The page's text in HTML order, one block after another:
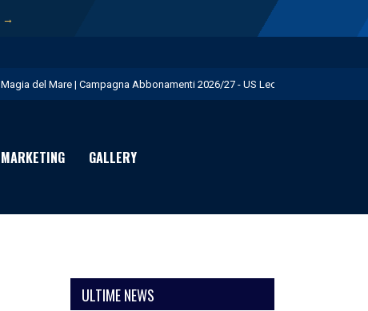
→
Magia del Mare | Campagna Abbonamenti 2026/27 - US Lecce
Cessione Burnete - US Lecce
Test in famiglia con la Primavera - US Lecce
MARKETING GALLERY
ULTIME NEWS